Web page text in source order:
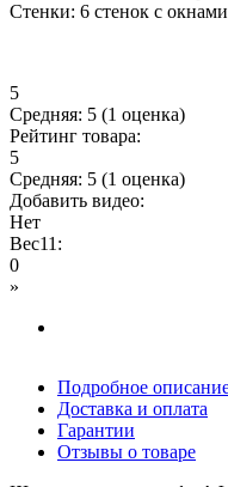
Стенки: 6 стенок с
5
Средняя: 5 (1 оценка)
Рейтинг товара:
5
Средняя: 5 (1 оценка)
Добавить видео:
Нет
Вес11:
0
»
Подробное
Доставка и оплата
Гарантии
Отзывы о товаре